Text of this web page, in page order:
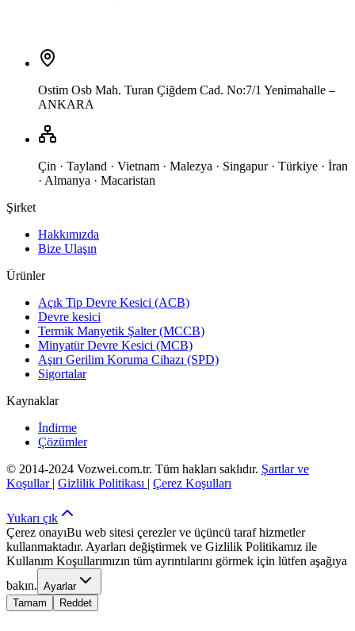
Ostim Osb Mah. Turan Çiğdem Cad. No:7/1 Yenimahalle –
ANKARA
Çin · Tayland · Vietnam · Malezya · Singapur · Türkiye · İran
· Almanya · Macaristan
Şirket
Hakkımızda
Bize Ulaşın
Ürünler
Açık Tip Devre Kesici (ACB)
Devre kesici
Termik Manyetik Şalter (MCCB)
Minyatür Devre Kesici (MCB)
Aşırı Gerilim Koruma Cihazı (SPD)
Sigortalar
Kaynaklar
İndirme
Çözümler
© 2014-2024 Vozwei.com.tr. Tüm hakları saklıdır. Şartlar ve
Koşullar | Gizlilik Politikası | Çerez Koşulları
Yukarı çık
Çerez onayıBu web sitesi çerezler ve üçüncü taraf hizmetler
kullanmaktadır. Ayarları değiştirmek ve Gizlilik Politikamız ile
Kullanım Koşullarımızın tüm ayrıntılarını görmek için lütfen aşağıya
bakın. Ayarlar
Tamam
Reddet